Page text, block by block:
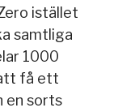
istället
samtliga
1000
få ett
en sorts